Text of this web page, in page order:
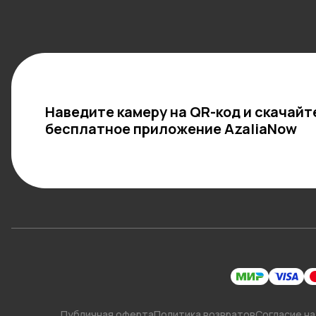
Наведите камеру на QR-код и
бесплатное приложение AzaliaNow